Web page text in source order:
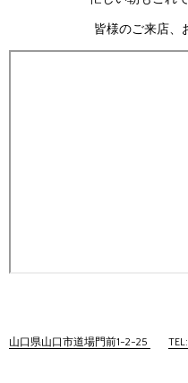
皆様のご来店、
山口県山口市道場門前1-2-25